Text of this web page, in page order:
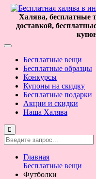
Халява, бесплатные
доставкой,
Бесплатные вещи
Бесплатные образцы
Конкурсы
Купоны на скидку
Бесплатные подарки
Акции и скидки
Наша Халява
Главная
Бесплатные вещи
Футболки